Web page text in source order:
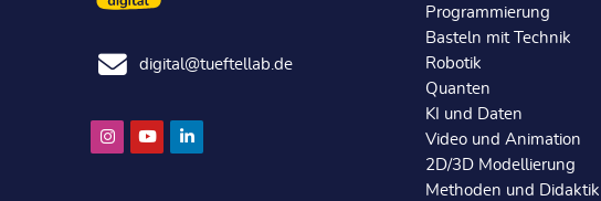
digital@tueftellab.de
Programmierung
Basteln mit Technik
Robotik
Quanten
KI und Daten
Video und Animation
2D/3D Modellierung
Methoden und Didaktik